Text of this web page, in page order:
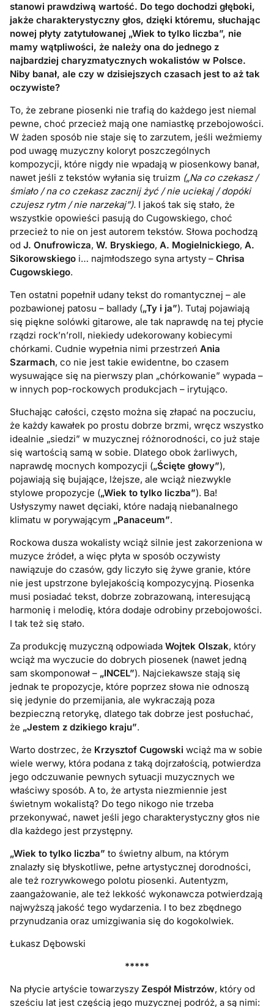
stanowi prawdziwą wartość. Do tego dochodzi głęboki,
jakże charakterystyczny głos, dzięki któremu, słuchając
nowej płyty zatytułowanej „Wiek to tylko liczba”, nie
mamy wątpliwości, że należy ona do jednego z
najbardziej charyzmatycznych wokalistów w Polsce.
Niby banał, ale czy w dzisiejszych czasach jest to aż tak
oczywiste?
To, że zebrane piosenki nie trafią do każdego jest niemal
pewne, choć przecież mają one namiastkę przebojowości.
W żaden sposób nie staje się to zarzutem, jeśli weźmiemy
pod uwagę muzyczny koloryt poszczególnych
kompozycji, które nigdy nie wpadają w piosenkowy banał,
nawet jeśli z tekstów wyłania się truizm („Na co czekasz /
śmiało / na co czekasz zacznij żyć / nie uciekaj / dopóki
czujesz rytm / nie narzekaj”). I jakoś tak się stało, że
wszystkie opowieści pasują do Cugowskiego, choć
przecież to nie on jest autorem tekstów. Słowa pochodzą
odJ. Onufrowicza,W. Bryskiego,A. Mogielnickiego,A.
Sikorowskiego i… najmłodszego syna artysty –Chrisa
Cugowskiego.
Ten ostatni popełnił udany tekst do romantycznej – ale
pozbawionej patosu – ballady („Ty i ja”). Tutaj pojawiają
się piękne solówki gitarowe, ale tak naprawdę na tej płycie
rządzi rock’n’roll, niekiedy udekorowany kobiecymi
chórkami. Cudnie wypełnia nimi przestrzeńAnia
Szarmach, co nie jest takie ewidentne, bo czasem
wysuwające się na pierwszy plan „chórkowanie” wypada –
w innych pop-rockowych produkcjach – irytująco.
Słuchając całości, często można się złapać na poczuciu,
że każdy kawałek po prostu dobrze brzmi, wręcz wszystko
idealnie „siedzi” w muzycznej różnorodności, co już staje
się wartością samą w sobie. Dlatego obok żarliwych,
naprawdę mocnych kompozycji („Ścięte głowy”),
pojawiają się bujające, lżejsze, ale wciąż niezwykle
stylowe propozycje („Wiek to tylko liczba”). Ba!
Usłyszymy nawet dęciaki, które nadają niebanalnego
klimatu w porywającym „Panaceum”.
Rockowa dusza wokalisty wciąż silnie jest zakorzeniona w
muzyce źródeł, a więc płyta w sposób oczywisty
nawiązuje do czasów, gdy liczyło się żywe granie, które
nie jest upstrzone bylejakością kompozycyjną. Piosenka
musi posiadać tekst, dobrze zobrazowaną, interesującą
harmonię i melodię, która dodaje odrobiny przebojowości.
I tak też się stało.
Za produkcję muzyczną odpowiadaWojtek Olszak, który
wciąż ma wyczucie do dobrych piosenek (nawet jedną
sam skomponował – „INCEL”). Najciekawsze stają się
jednak te propozycje, które poprzez słowa nie odnoszą
się jedynie do przemijania, ale wykraczają poza
bezpieczną retorykę, dlatego tak dobrze jest posłuchać,
że „Jestem z dzikiego kraju”.
Warto dostrzec, że Krzysztof Cugowski wciąż ma w sobie
wiele werwy, która podana z taką dojrzałością, potwierdza
jego odczuwanie pewnych sytuacji muzycznych we
właściwy sposób. A to, że artysta niezmiennie jest
świetnym wokalistą? Do tego nikogo nie trzeba
przekonywać, nawet jeśli jego charakterystyczny głos nie
dla każdego jest przystępny.
„Wiek to tylko liczba” to świetny album, na którym
znalazły się błyskotliwe, pełne artystycznej dorodności,
ale też rozrywkowego polotu piosenki. Autentyzm,
zaangażowanie, ale też lekkość wykonawcza potwierdzają
najwyższą jakość tego wydarzenia. I to bez zbędnego
przynudzania oraz umizgiwania się do kogokolwiek.
Łukasz Dębowski
*****
Na płycie artyście towarzyszyZespół Mistrzów, który od
sześciu lat jest częścią jego muzycznej podróż, a są nimi: